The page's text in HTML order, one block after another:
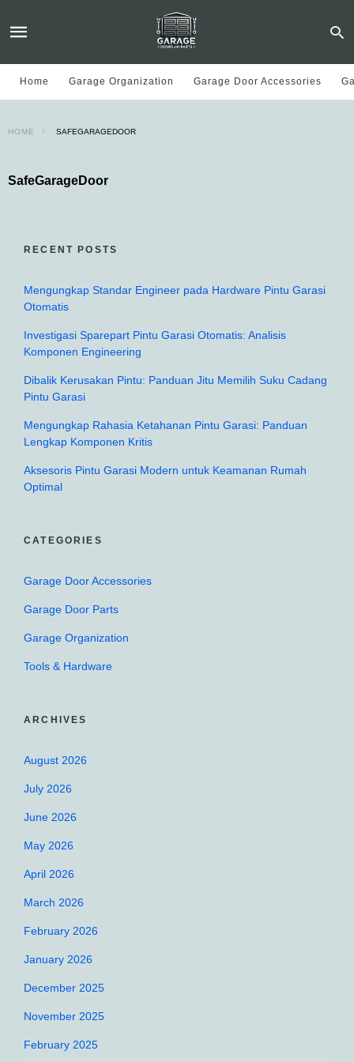
Home Garage Organization Garage Door Accessories
HOME SAFEGARAGEDOOR
SafeGarageDoor
RECENT POSTS
Mengungkap Standar Engineer pada Hardware Pintu Garasi
Otomatis
Investigasi Sparepart Pintu Garasi Otomatis: Analisis
Komponen Engineering
Dibalik Kerusakan Pintu: Panduan Jitu Memilih Suku Cadang
Pintu Garasi
Mengungkap Rahasia Ketahanan Pintu Garasi: Panduan
Lengkap Komponen Kritis
Aksesoris Pintu Garasi Modern untuk Keamanan Rumah
Optimal
CATEGORIES
Garage Door Accessories
Garage Door Parts
Garage Organization
Tools & Hardware
ARCHIVES
August 2026
July 2026
June 2026
May 2026
April 2026
March 2026
February 2026
January 2026
December 2025
November 2025
February 2025